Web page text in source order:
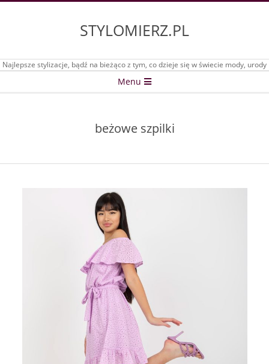
STYLOMIERZ.PL
Najlepsze stylizacje, bądź na bieżąco z tym, co dzieje się w świecie mody, urody
Menu
beżowe szpilki